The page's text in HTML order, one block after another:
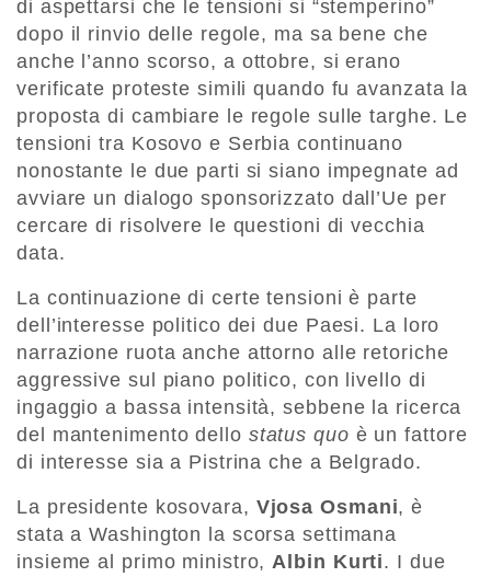
di aspettarsi che le tensioni si “stemperino”
dopo il rinvio delle regole, ma sa bene che
anche l’anno scorso, a ottobre, si erano
verificate proteste simili quando fu avanzata la
proposta di cambiare le regole sulle targhe. Le
tensioni tra Kosovo e Serbia continuano
nonostante le due parti si siano impegnate ad
avviare un dialogo sponsorizzato dall’Ue per
cercare di risolvere le questioni di vecchia
data.
La continuazione di certe tensioni è parte
dell’interesse politico dei due Paesi. La loro
narrazione ruota anche attorno alle retoriche
aggressive sul piano politico, con livello di
ingaggio a bassa intensità, sebbene la ricerca
del mantenimento dello status quo è un fattore
di interesse sia a Pistrina che a Belgrado.
La presidente kosovara, Vjosa Osmani, è
stata a Washington la scorsa settimana
insieme al primo ministro,Albin Kurti. I due